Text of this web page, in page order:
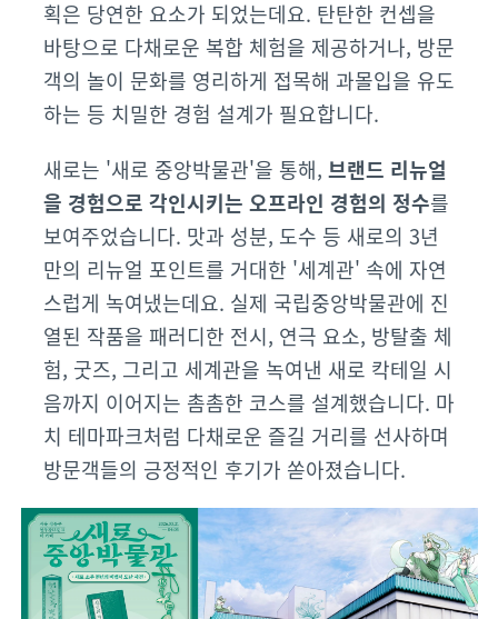
획은 당연한 요소가 되었는데요. 탄탄한 컨셉을
바탕으로 다채로운 복합 체험을 제공하거나, 방문
객의 놀이 문화를 영리하게 접목해 과몰입을 유도
하는 등 치밀한 경험 설계가 필요합니다.
새로는 '새로 중앙박물관'을 통해, 브랜드 리뉴얼
을 경험으로 각인시키는 오프라인 경험의 정수를
보여주었습니다. 맛과 성분, 도수 등 새로의 3년
만의 리뉴얼 포인트를 거대한 '세계관' 속에 자연
스럽게 녹여냈는데요. 실제 국립중앙박물관에 진
열된 작품을 패러디한 전시, 연극 요소, 방탈출 체
험, 굿즈, 그리고 세계관을 녹여낸 새로 칵테일 시
음까지 이어지는 촘촘한 코스를 설계했습니다. 마
치 테마파크처럼 다채로운 즐길 거리를 선사하며
방문객들의 긍정적인 후기가 쏟아졌습니다.